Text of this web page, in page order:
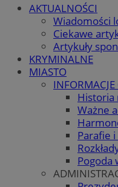
AKTUALNOŚCI
Wiadomości
Ciekawe
Artykuły
KRYMINALNE
MIASTO
Historia
Ważne
Parafie
Pogoda